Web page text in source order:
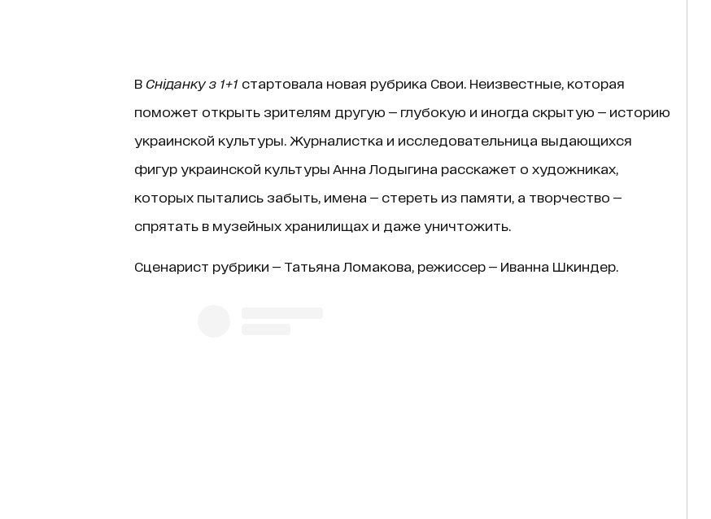
В Сніданку з 1+1 стартовала новая рубрика Свои. Неизвестные, которая
поможет открыть зрителям другую — глубокую и иногда скрытую — историю
украинской культуры. Журналистка и исследовательница выдающихся
фигур украинской культуры Анна Лодыгина расскажет о художниках,
которых пытались забыть, имена — стереть из памяти, а творчество —
спрятать в музейных хранилищах и даже уничтожить.
Сценарист рубрики — Татьяна Ломакова, режиссер — Иванна Шкиндер.